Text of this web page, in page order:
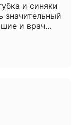
и синяки
значительный
и врач
дает,